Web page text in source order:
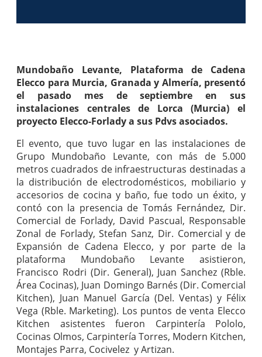
Mundobaño Levante, Plataforma de Cadena
Elecco para Murcia, Granada y Almería, presentó
el pasado mes de septiembre en sus
instalaciones centrales de Lorca (Murcia) el
proyecto Elecco-Forlady a sus Pdvs asociados.
El evento, que tuvo lugar en las instalaciones de
Grupo Mundobaño Levante, con más de 5.000
metros cuadrados de infraestructuras destinadas a
la distribución de electrodomésticos, mobiliario y
accesorios de cocina y baño, fue todo un éxito, y
contó con la presencia de Tomás Fernández, Dir.
Comercial de Forlady, David Pascual, Responsable
Zonal de Forlady, Stefan Sanz, Dir. Comercial y de
Expansión de Cadena Elecco, y por parte de la
plataforma Mundobaño Levante asistieron,
Francisco Rodri (Dir. General), Juan Sanchez (Rble.
Área Cocinas), Juan Domingo Barnés (Dir. Comercial
Kitchen), Juan Manuel García (Del. Ventas) y Félix
Vega (Rble. Marketing). Los puntos de venta Elecco
Kitchen asistentes fueron Carpintería Pololo,
Cocinas Olmos, Carpintería Torres, Modern Kitchen,
Montajes Parra, Cocivelez y Artizan.